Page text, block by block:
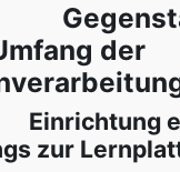
der
zur